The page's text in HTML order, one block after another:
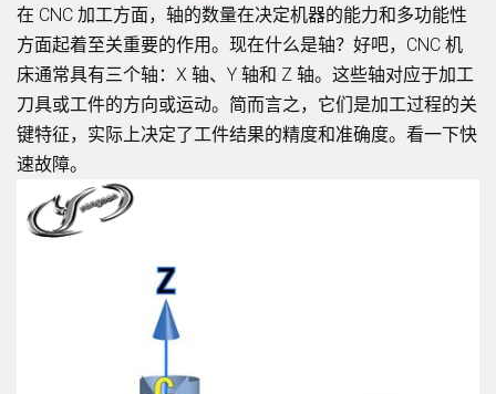
在 CNC 加工方面，轴的数量在决定机器的能力和多功能性
方面起着至关重要的作用。现在什么是轴？好吧，CNC 机
床通常具有三个轴：X 轴、Y 轴和 Z 轴。这些轴对应于加工
刀具或工件的方向或运动。简而言之，它们是加工过程的关
键特征，实际上决定了工件结果的精度和准确度。看一下快
速故障。